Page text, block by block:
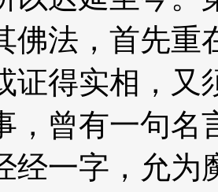
佛法，首先重
证得实相，又
，曾有一句名
经一字，允为